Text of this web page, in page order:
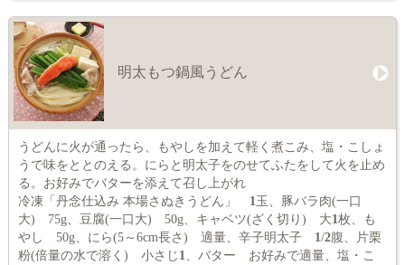
明太もつ鍋風うどん
うどんに火が通ったら、もやしを加えて軽く煮こみ、塩・こしょ
うで味をととのえる。にらと明太子をのせてふたをして火を止め
る。お好みでバターを添えて召し上がれ
冷凍「丹念仕込み 本場さぬきうどん」 1 玉、豚バラ肉(一口
大) 75g、豆腐(一口大) 50g、キャベツ(ざく切り) 大1 枚、も
やし 50g、にら(5～6cm長さ) 適量、辛子明太子 1 /2腹、片栗
粉(倍量の水で溶く) 小さじ 1
、バター お好みで適量、塩・こ